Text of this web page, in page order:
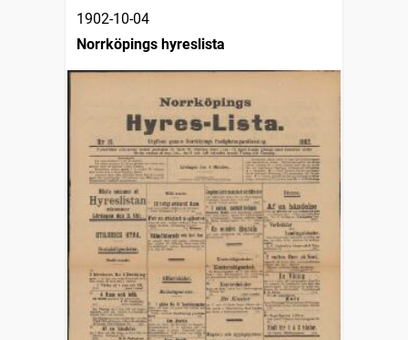
1902-10-04
Norrköpings hyreslista